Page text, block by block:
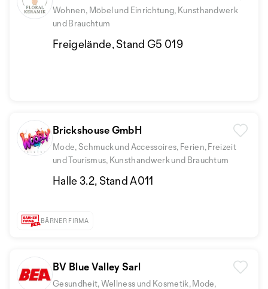
Wohnen, Möbel und Einrichtung, Kunsthandwerk
und Brauchtum
Freigelände, Stand G5 019
Brickshouse GmbH
Mode, Schmuck und Accessoires, Ferien, Freizeit
und Tourismus, Kunsthandwerk und Brauchtum
Halle 3.2, Stand A011
BÄRNER FIRMA
BV Blue Valley Sarl
Gesundheit, Wellness und Kosmetik, Mode,